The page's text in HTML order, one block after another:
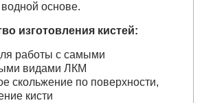
основе.
изготовления кистей:
работы с самыми
видами ЛКМ
скольжение по поверхности,
кисти